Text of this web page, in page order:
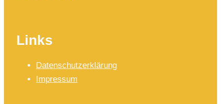
Links
Datenschutzerklärung
Impressum